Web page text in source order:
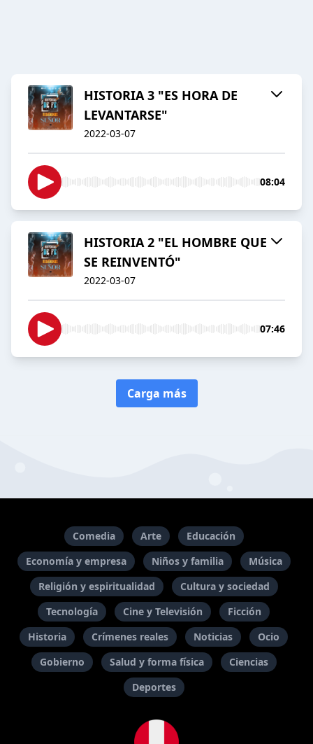
HISTORIA 3 "ES HORA DE
LEVANTARSE"
2022-03-07
08:04
HISTORIA 2 "EL HOMBRE QUE
SE REINVENTÓ"
2022-03-07
07:46
Carga más
Comedia Arte
Educación
Economía y empresa
Niños y familia
Música
Religión y espiritualidad
Cultura y sociedad
Tecnología
Cine y Televisión
Ficción
Historia
Crímenes reales Noticias
Ocio
Gobierno
Salud y forma física
Ciencias
Deportes